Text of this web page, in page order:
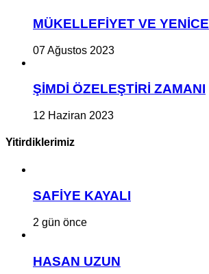
MÜKELLEFİYET VE YENİCE
07 Ağustos 2023
ŞİMDİ ÖZELEŞTİRİ ZAMANI
12 Haziran 2023
Yitirdiklerimiz
SAFİYE KAYALI
2 gün önce
HASAN UZUN